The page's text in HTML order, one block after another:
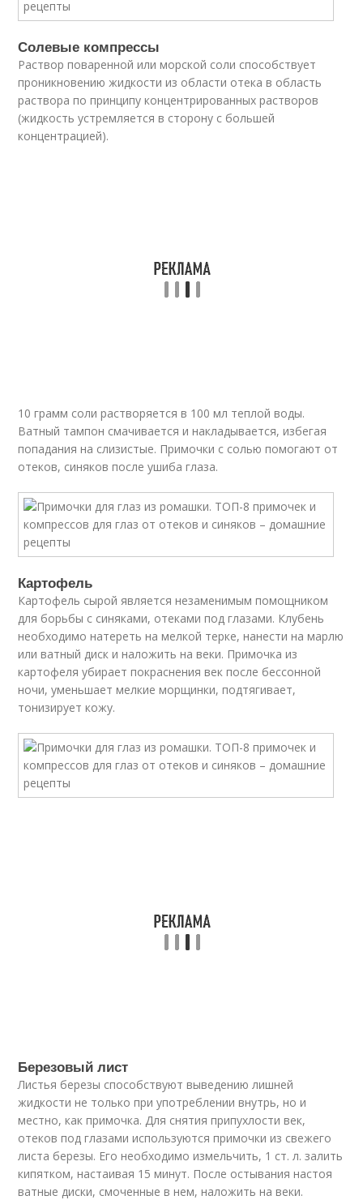
Солевые компрессы
Раствор поваренной или морской соли способствует
проникновению жидкости из области отека в область
раствора по принципу концентрированных растворов
(жидкость устремляется в сторону с большей
концентрацией).
10 грамм соли растворяется в 100 мл теплой воды.
Ватный тампон смачивается и накладывается, избегая
попадания на слизистые. Примочки с солью помогают от
отеков, синяков после ушиба глаза.
Картофель
Картофель сырой является незаменимым помощником
для борьбы с синяками, отеками под глазами. Клубень
необходимо натереть на мелкой терке, нанести на марлю
или ватный диск и наложить на веки. Примочка из
картофеля убирает покраснения век после бессонной
ночи, уменьшает мелкие морщинки, подтягивает,
тонизирует кожу.
Березовый лист
Листья березы способствуют выведению лишней
жидкости не только при употреблении внутрь, но и
местно, как примочка. Для снятия припухлости век,
отеков под глазами используются примочки из свежего
листа березы. Его необходимо измельчить, 1 ст. л. залить
кипятком, настаивая 15 минут. После остывания настоя
ватные диски, смоченные в нем, наложить на веки.